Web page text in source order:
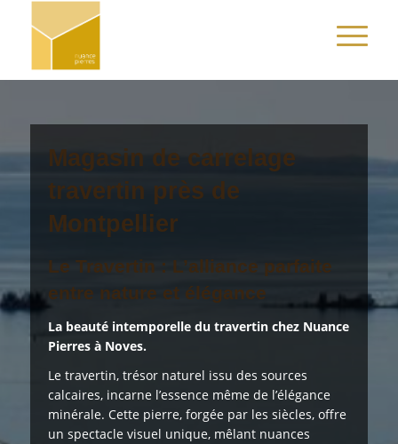
Magasin de carrelage
travertin près de
Montpellier
Le Travertin : L’alliance parfaite
entre nature et élégance
La beauté intemporelle du travertin chez Nuance
Pierres à Noves.
Le travertin, trésor naturel issu des sources
calcaires, incarne l’essence même de l’élégance
minérale. Cette pierre, forgée par les siècles, offre
un spectacle visuel unique, mêlant nuances